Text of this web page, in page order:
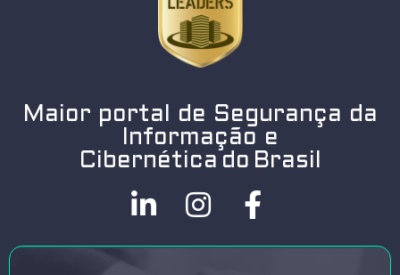
Maior portal de Segurança da
Informação e
Cibernética do Brasil